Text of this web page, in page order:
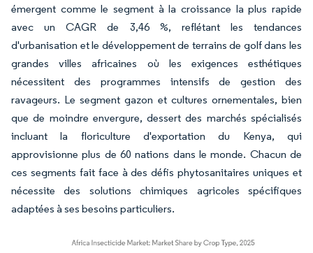
émergent comme le segment à la croissance la plus rapide
avec un CAGR de 3,46 %, reflétant les tendances
d'urbanisation et le développement de terrains de golf dans les
grandes villes africaines où les exigences esthétiques
nécessitent des programmes intensifs de gestion des
ravageurs. Le segment gazon et cultures ornementales, bien
que de moindre envergure, dessert des marchés spécialisés
incluant la floriculture d'exportation du Kenya, qui
approvisionne plus de 60 nations dans le monde. Chacun de
ces segments fait face à des défis phytosanitaires uniques et
nécessite des solutions chimiques agricoles spécifiques
adaptées à ses besoins particuliers.